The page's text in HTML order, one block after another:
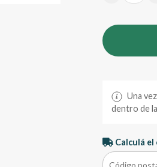
Una
dentro de
Calculá el